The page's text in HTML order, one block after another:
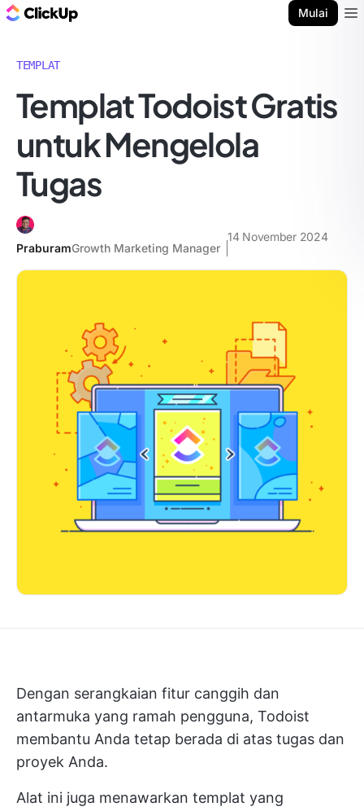
Mulai
TEMPLAT
Templat Todoist Gratis
untuk Mengelola
Tugas
PraburamGrowth Marketing Manager
14 November 2024
Dengan serangkaian fitur canggih dan
antarmuka yang ramah pengguna, Todoist
membantu Anda tetap berada di atas tugas dan
proyek Anda.
Alat ini juga menawarkan templat yang